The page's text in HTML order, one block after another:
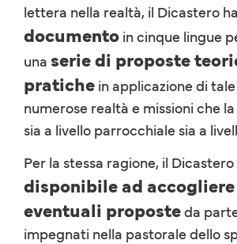
lettera nella realtà, il Dicastero
documento in cinque lingue
una serie di proposte
pratiche in applicazione di
numerose realtà e missioni che
sia a livello parrocchiale sia a
Per la stessa ragione, il Dicastero
disponibile ad
eventuali proposteda
impegnati nella pastorale dello